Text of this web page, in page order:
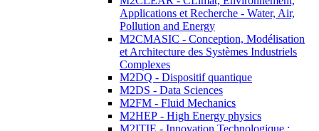
Applications et Recherche - Water, Air,
Pollution and Energy
M2CMASIC - Conception, Modélisation
et Architecture des Systèmes Industriels
Complexes
M2DQ - Dispositif quantique
M2DS - Data Sciences
M2FM - Fluid Mechanics
M2HEP - High Energy physics
M2ITIE - Innovation Technologique :